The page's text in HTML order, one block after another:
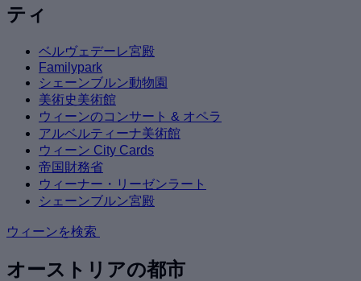
ティ
ベルヴェデーレ宮殿
Familypark
シェーンブルン動物園
美術史美術館
ウィーンのコンサート & オペラ
アルベルティーナ美術館
ウィーン City Cards
帝国財務省
ウィーナー・リーゼンラート
シェーンブルン宮殿
ウィーンを検索
オーストリアの都市